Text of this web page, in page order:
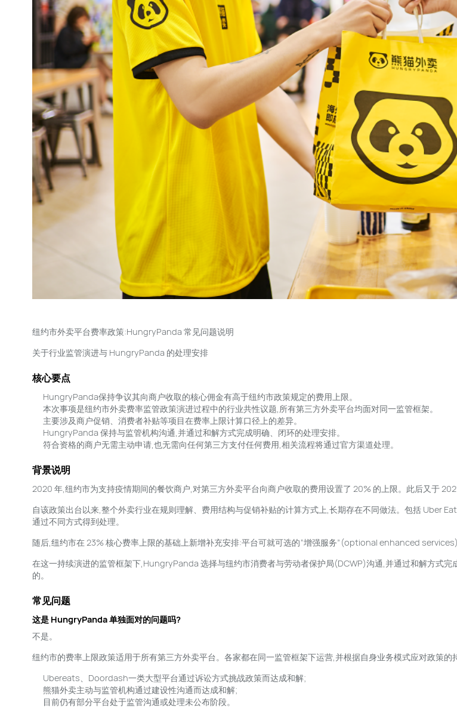
纽约市外卖平台费率政策:HungryPanda 常见问题说明
关于行业监管演进与 HungryPanda 的处理安排
核心要点
HungryPanda保持争议其向商户收取的核心佣金有高于纽约市政策规定的费用上限。
本次事项是纽约市外卖费率监管政策演进过程中的行业共性议题,所有第三方外卖平台均面对同一监管框架。
主要涉及商户促销、消费者补贴等项目在费率上限计算口径上的差异。
HungryPanda 保持与监管机构沟通,并通过和解方式完成明确、闭环的处理安排。
符合资格的商户无需主动申请,也无需向任何第三方支付任何费用,相关流程将通过官方渠道处理。
背景说明
2020 年,纽约市为支持疫情期间的餐饮商户,对第三方外卖平台向商户收取的费用设置了 20% 的上限。此后又于
自该政策出台以来,整个外卖行业在规则理解、费用结构与促销补贴的计算方式上,长期存在不同做法。包括 Uber
通过不同方式得到处理。
随后,纽约市在 23% 核心费率上限的基础上新增补充安排:平台可就可选的“增强服务”(optional enhanced
在这一持续演进的监管框架下,HungryPanda 选择与纽约市消费者与劳动者保护局(DCWP)沟通,并通过和解方式
的。
常见问题
这是 HungryPanda 单独面对的问题吗?
不是。
纽约市的费率上限政策适用于所有第三方外卖平台。各家都在同一监管框架下运营,并根据自身业务模式应对政策的
Ubereats、Doordash一类大型平台通过诉讼方式挑战政策而达成和解;
熊猫外卖主动与监管机构通过建设性沟通而达成和解;
目前仍有部分平台处于监管沟通或处理未公布阶段。